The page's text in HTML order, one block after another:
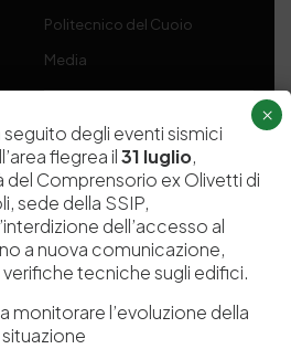
Politecnico del Cuoio
Media
Amministrazione Trasparente
Nazionale delle Ricerche del
seguito degli eventi sismici
flegrea il31 luglio,
del Comprensorio ex Olivetti di
sede della SSIP,
dell’accesso al
a nuova comunicazione,
tecniche sugli edifici.
monitorare l’evoluzione della
situazione
×